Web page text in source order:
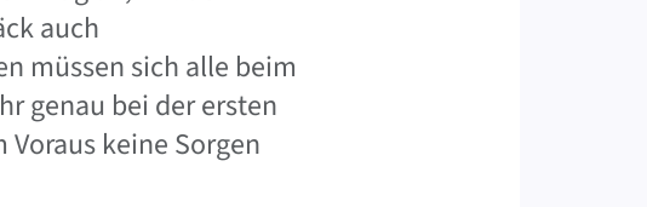
auch
müssen sich alle beim
genau bei der ersten
keine Sorgen